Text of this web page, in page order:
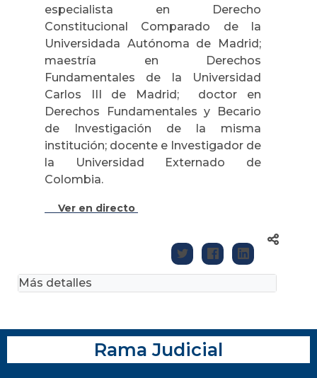
especialista en Derecho
Constitucional Comparado de la
Universidada Autónoma de Madrid;
maestría en Derechos
Fundamentales de la Universidad
Carlos III de Madrid; doctor en
Derechos Fundamentales y Becario
de Investigación de la misma
institución; docente e Investigador de
la Universidad Externado de
Colombia.
Ver en directo
Más detalles
Rama Judicial